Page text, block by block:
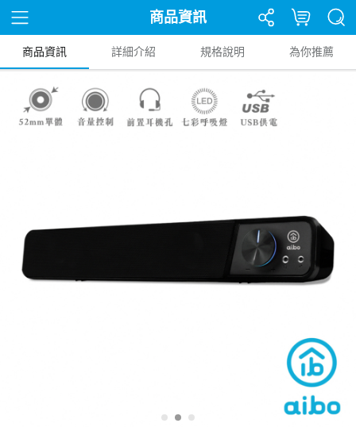
商品資訊
商品資訊 詳細介紹 規格說明 為你推薦